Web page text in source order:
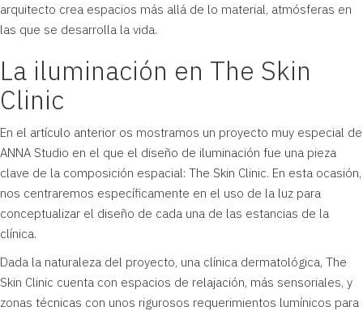
arquitecto crea espacios más allá de lo material, atmósferas en
las que se desarrolla la vida.
La iluminación en The Skin
Clinic
En el artículo anterior os mostramos un proyecto muy especial de
ANNA Studio en el que el diseño de iluminación fue una pieza
clave de la composición espacial: The Skin Clinic. En esta ocasión,
nos centraremos específicamente en el uso de la luz para
conceptualizar el diseño de cada una de las estancias de la
clínica.
Dada la naturaleza del proyecto, una clínica dermatológica, The
Skin Clinic cuenta con espacios de relajación, más sensoriales, y
zonas técnicas con unos rigurosos requerimientos lumínicos para